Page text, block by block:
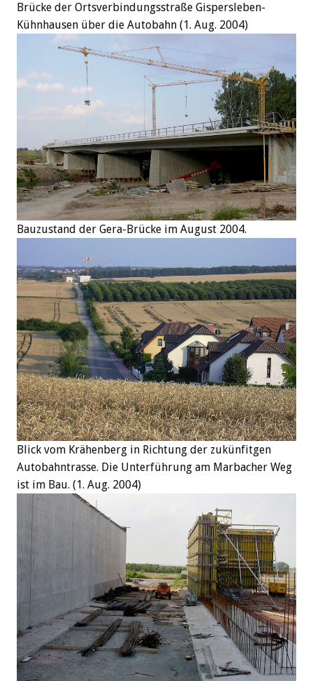
Brücke der Ortsverbindungsstraße Gispersleben-
Kühnhausen über die Autobahn (1. Aug. 2004)
Bauzustand der Gera-Brücke im August 2004.
Blick vom Krähenberg in Richtung der zukünfitgen
Autobahntrasse. Die Unterführung am Marbacher Weg
ist im Bau. (1. Aug. 2004)